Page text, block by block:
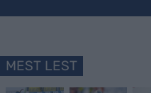
MEST LEST